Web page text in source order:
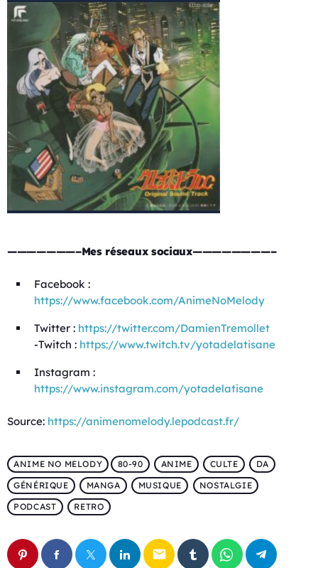
———————–Mes réseaux sociaux————————–
Facebook :
https://www.facebook.com/AnimeNoMelody
Twitter : https://twitter.com/DamienTremollet
-Twitch : https://www.twitch.tv/yotadelatisane
Instagram :
https://www.instagram.com/yotadelatisane
Source: https://animenomelody.lepodcast.fr/
ANIME NO MELODY 80-90 ANIME CULTE
DA
GÉNÉRIQUE
MANGA MUSIQUE
NOSTALGIE
PODCAST
RETRO
email